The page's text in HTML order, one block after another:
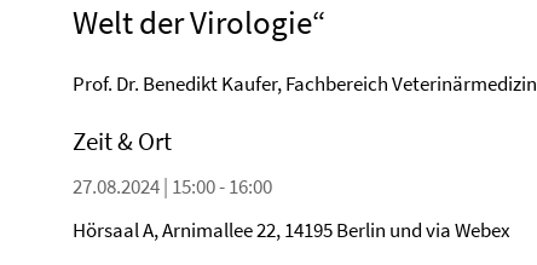
Welt der Virologie“
Prof. Dr. Benedikt Kaufer, Fachbereich Veterinärmedizin
Zeit & Ort
27.08.2024 | 15:00 - 16:00
Hörsaal A, Arnimallee 22, 14195 Berlin und via Webex